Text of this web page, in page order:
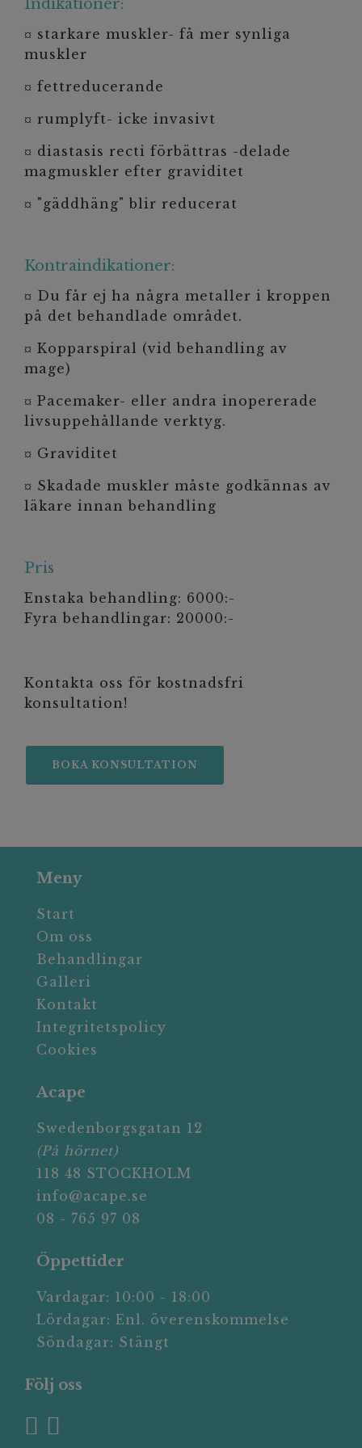
Indikationer:
¤ starkare muskler- få mer synliga
muskler
¤ fettreducerande
¤ rumplyft- icke invasivt
¤ diastasis recti förbättras -delade
magmuskler efter graviditet
¤ "gäddhäng" blir reducerat
Kontraindikationer:
¤ Du får ej ha några metaller i kroppen
på det behandlade området.
¤ Kopparspiral (vid behandling av
mage)
¤ Pacemaker- eller andra inopererade
livsuppehållande verktyg.
¤ Graviditet
¤ Skadade muskler måste godkännas av
läkare innan behandling
Pris
Enstaka behandling: 6000:-
Fyra behandlingar: 20000:-
Kontakta oss för kostnadsfri
konsultation!
BOKA KONSULTATION
Meny
Start
Om oss
Behandlingar
Galleri
Kontakt
Integritetspolicy
Cookies
Acape
Swedenborgsgatan 12
(På hörnet)
118 48 STOCKHOLM
info@acape.se
08 - 765 97 08
Öppettider
Vardagar: 10:00 - 18:00
Lördagar: Enl. överenskommelse
Söndagar: Stängt
Följ oss